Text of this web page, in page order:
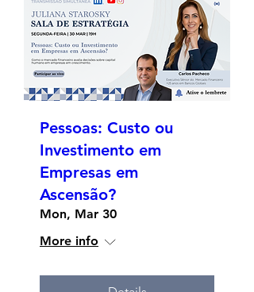
Pessoas: Custo ou
Investimento em
Empresas em
Ascensão?
Mon, Mar 30
More info